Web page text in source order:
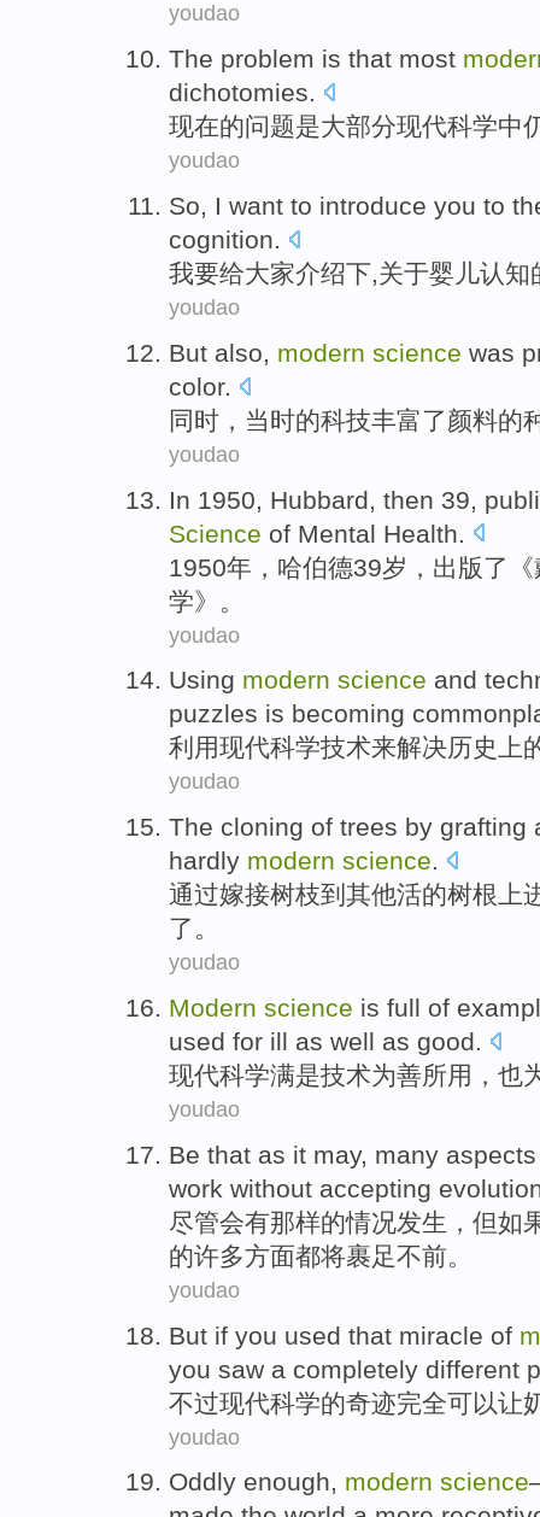
youdao
The problem is that most
dichotomies.
现在的问题是大部分现代科学中
youdao
So, I want to introduce you to
cognition.
我要给大家介绍下,关于婴儿认知
youdao
But also, modern science was
color.
同时 ，当时的科技丰富了颜料的
youdao
In 1950, Hubbard , then 39 ,
Science of Mental Health
1950年， 哈伯德39岁 ，出版了《
学》。
youdao
Using modern science and
puzzles is becoming
利用现代科学技术来解决历史上
youdao
The cloning of trees by grafting
hardly modern science.
通过嫁接树枝到 其他活的树根 上
了。
youdao
Modern science is full of
used for ill as well as good.
现代科学满是技术为善所用 ， 也
youdao
Be that as it may, many aspects
work without accepting
尽管会有那样的情况发生，但如
的许多方面都将裹足不前。
youdao
But if you used that miracle of
you saw a completely different
不过现代科学的奇迹完全可以让
youdao
Oddly enough, modern science